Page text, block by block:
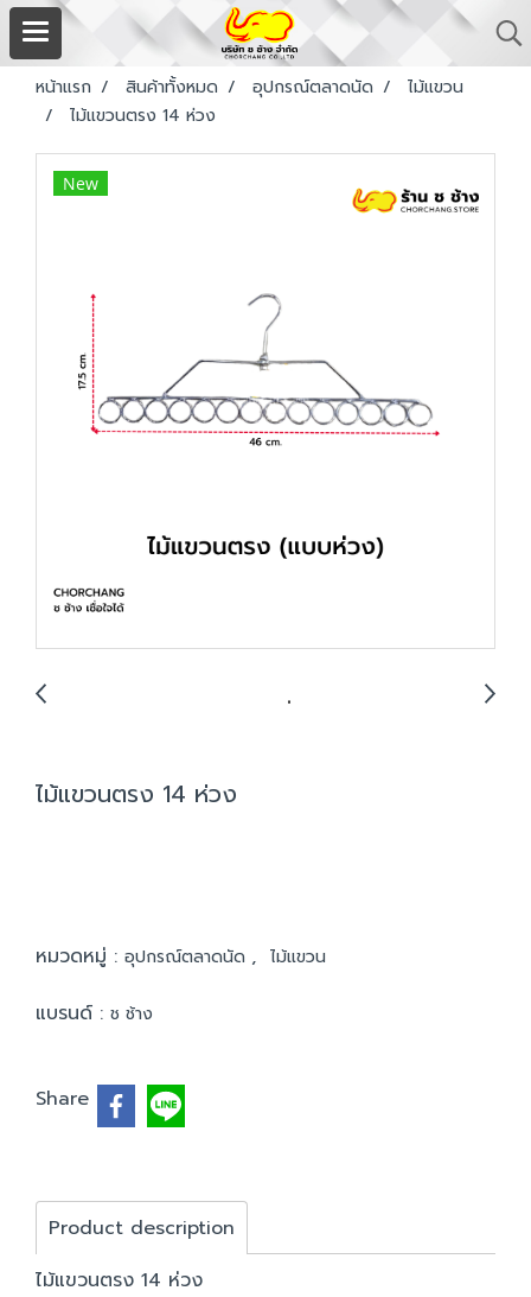
หน้าแรก สินค้าทั้งหมด อุปกรณ์ตลาดนัด
ไม้แขวน
ไม้แขวนตรง 14 ห่วง
New
ไม้แขวนตรง 14 ห่วง
หมวดหมู่ : อุปกรณ์ตลาดนัด , ไม้แขวน
แบรนด์ : ช ช้าง
Share
Product description
ไม้แขวนตรง 14 ห่วง